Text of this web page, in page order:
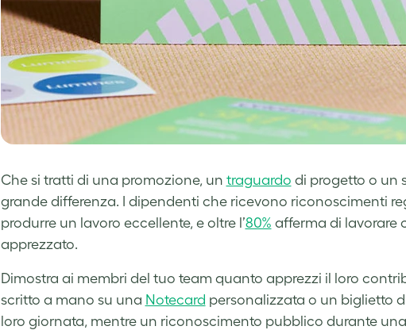
Che si tratti di una promozione, un traguardo di progetto o un
grande differenza. I dipendenti che ricevono riconoscimenti
produrre un lavoro eccellente, e oltre l’80% afferma di lavorare
apprezzato.
Dimostra ai membri del tuo team quanto apprezzi il loro
scritto a mano su una Notecard personalizzata o un biglietto
loro giornata, mentre un riconoscimento pubblico durante